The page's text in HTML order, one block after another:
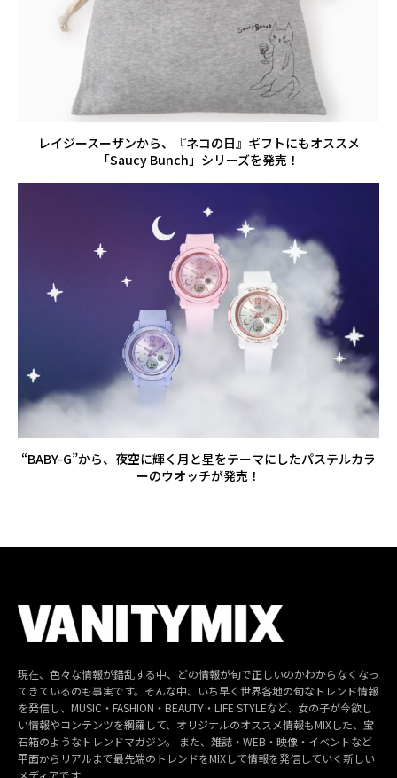
レイジースーザンから、『ネコの日』ギフトにもオススメ
「Saucy Bunch」シリーズを発売！
“BABY-G”から、夜空に輝く月と星をテーマにしたパステルカラ
ーのウオッチが発売！
現在、色々な情報が錯乱する中、どの情報が旬で正しいのかわからなくなっ
てきているのも事実です。そんな中、いち早く世界各地の旬なトレンド情報
を発信し、MUSIC・FASHION・BEAUTY・LIFE STYLEなど、女の子が今欲し
い情報やコンテンツを網羅して、オリジナルのオススメ情報もMIXした、宝
石箱のようなトレンドマガジン。 また、雑誌・WEB・映像・イベントなど
平面からリアルまで最先端のトレンドをMIXして情報を発信していく新しい